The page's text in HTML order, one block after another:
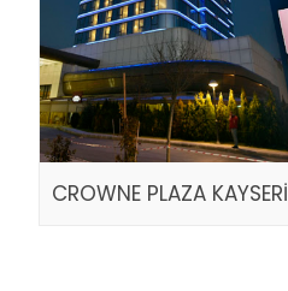
CROWNE PLAZA KAYSERİ